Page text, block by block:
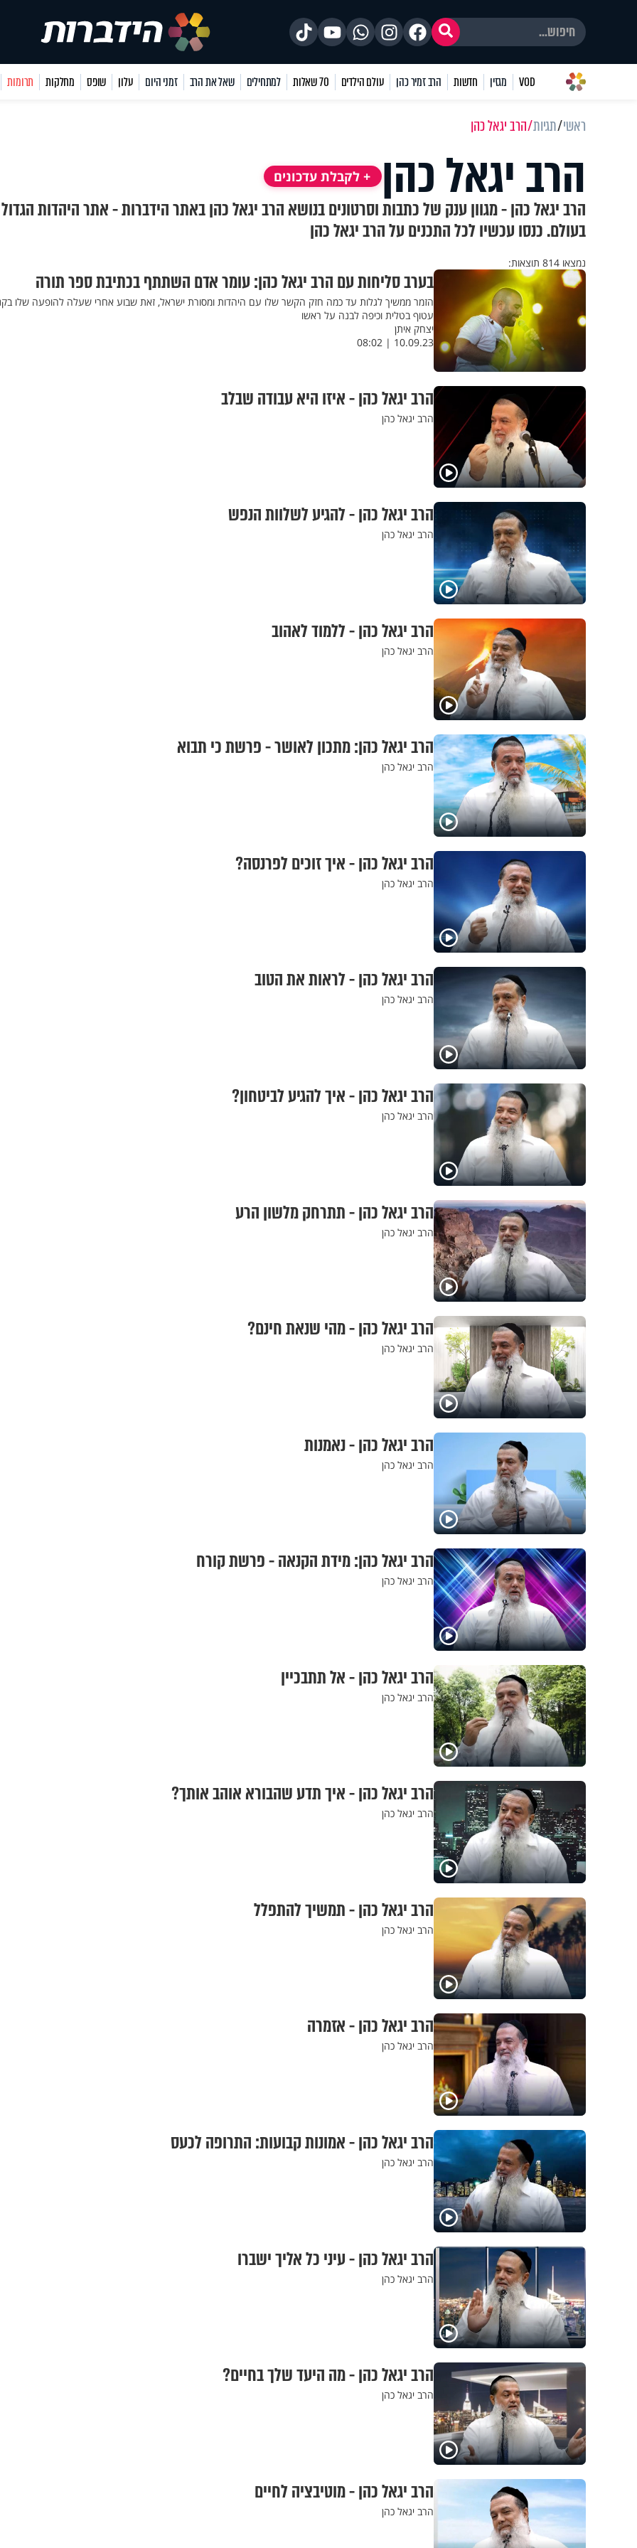
VOD מגזין חדשות הרב זמיר כהן עולם הילדים 70 שאלות למתחילים שאל את הרב זמני היום עלון שופס מחלקות תרומות
ראשי תגיות הרב יגאל כהן
הרב יגאל כהן + לקבלת עדכונים
הרב יגאל כהן - מגוון ענק של כתבות וסרטונים בנושא הרב יגאל כהן באתר הידברות - אתר היהדות הגדול
בעולם. כנסו עכשיו לכל התכנים על הרב יגאל כהן
נמצאו 814 תוצאות:
בערב סליחות עם הרב יגאל כהן: עומר אדם השתתף בכתיבת ספר תורה
הזמר ממשיך לגלות עד כמה חזק הקשר שלו עם היהדות ומסורת ישראל, זאת שבוע אחרי שעלה להופעה שלו
עטוף בטלית וכיפה לבנה על ראשו
יצחק איתן
10.09.23 | 08:02
הרב יגאל כהן - איזו היא עבודה שבלב
הרב יגאל כהן
הרב יגאל כהן - להגיע לשלוות הנפש
הרב יגאל כהן
הרב יגאל כהן - ללמוד לאהוב
הרב יגאל כהן
הרב יגאל כהן: מתכון לאושר - פרשת כי תבוא
הרב יגאל כהן
הרב יגאל כהן - איך זוכים לפרנסה?
הרב יגאל כהן
הרב יגאל כהן - לראות את הטוב
הרב יגאל כהן
הרב יגאל כהן - איך להגיע לביטחון?
הרב יגאל כהן
הרב יגאל כהן - תתרחק מלשון הרע
הרב יגאל כהן
הרב יגאל כהן - מהי שנאת חינם?
הרב יגאל כהן
הרב יגאל כהן - נאמנות
הרב יגאל כהן
הרב יגאל כהן: מידת הקנאה - פרשת קורח
הרב יגאל כהן
הרב יגאל כהן - אל תתבכיין
הרב יגאל כהן
הרב יגאל כהן - איך תדע שהבורא אוהב אותך?
הרב יגאל כהן
הרב יגאל כהן - תמשיך להתפלל
הרב יגאל כהן
הרב יגאל כהן - אזמרה
הרב יגאל כהן
הרב יגאל כהן - אמונות קבועות: התרופה לכעס
הרב יגאל כהן
הרב יגאל כהן - עיני כל אליך ישברו
הרב יגאל כהן
הרב יגאל כהן - מה היעד שלך בחיים?
הרב יגאל כהן
הרב יגאל כהן - מוטיבציה לחיים
הרב יגאל כהן